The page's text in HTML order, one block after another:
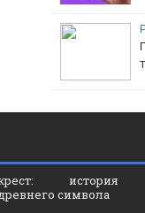
символа